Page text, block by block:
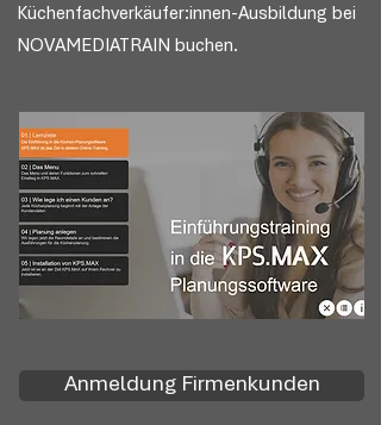
Küchenfachverkäufer:innen-Ausbildung bei
NOVAMEDIATRAIN buchen.
Anmeldung Firmenkunden